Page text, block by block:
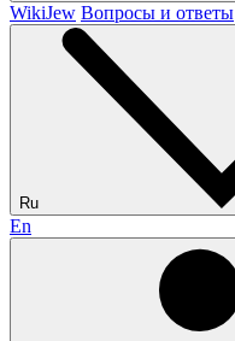
WikiJew Вопросы и ответы
Ru
En